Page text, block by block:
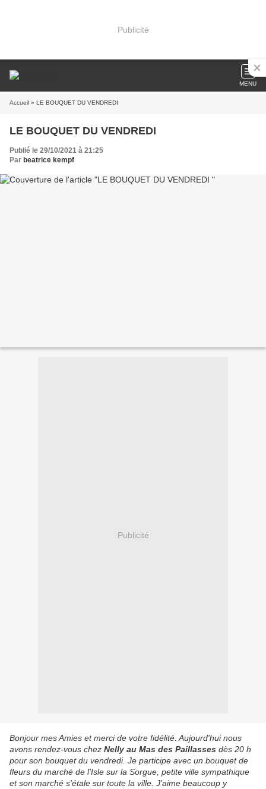
Publicité
MENU
Accueil » LE BOUQUET DU VENDREDI
LE BOUQUET DU VENDREDI
Publié le 29/10/2021 à 21:25
Par beatrice kempf
Publicité
Bonjour mes Amies et merci de votre fidélité. Aujourd'hui nous
avons rendez-vous chez Nelly au Mas des Paillasses dès 20 h
pour son bouquet du vendredi. Je participe avec un bouquet de
fleurs du marché de l'Isle sur la Sorgue, petite ville sympathique
et son marché s'étale sur toute la ville. J'aime beaucoup y